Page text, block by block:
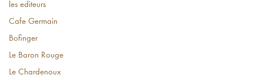
les editeurs
Cafe Germain
Bofinger
Le Baron Rouge
Le Chardenoux